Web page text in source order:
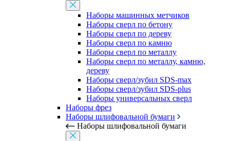
Наборы машинных метчиков
Наборы сверл по бетону
Наборы сверл по дереву
Наборы сверл по камню
Наборы сверл по металлу
Наборы сверл по металлу, камню,
дереву
Наборы сверл/зубил SDS-max
Наборы сверл/зубил SDS-plus
Наборы универсальных сверл
Наборы фрез
Наборы шлифовальной бумаги
Наборы шлифовальной бумаги